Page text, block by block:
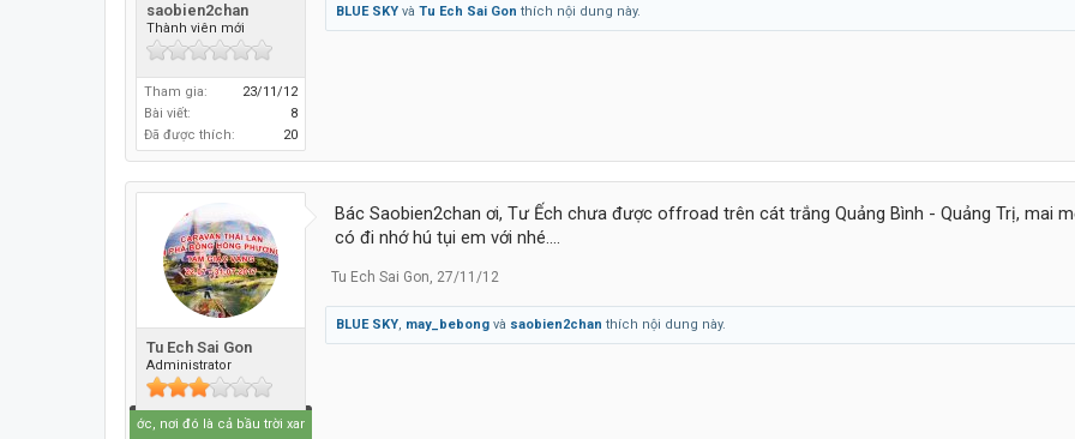
saobien2chan
Thành viên mới
Tham gia:
23/11/12
Bài viết:
8
Đã được thích:
20
BLUE SKY và Tu Ech Sai Gon thích nội dung này.
Tu Ech Sai Gon
Administrator
lái lên phía trước, nơi đó là cả bầu trời xanh.....
Bác Saobien2chan ơi, Tư Ếch chưa được offroad trên cát trắng Quảng Bình - Quảng Trị, mai
có đi nhớ hú tụi em với nhé....
Tu Ech Sai Gon, 27/11/12
BLUE SKY, may_bebong và saobien2chan thích nội dung này.